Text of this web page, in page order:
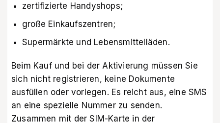
zertifizierte Handyshops;
große Einkaufszentren;
Supermärkte und Lebensmittelläden.
Beim Kauf und bei der Aktivierung müssen Sie
sich nicht registrieren, keine Dokumente
ausfüllen oder vorlegen. Es reicht aus, eine SMS
an eine spezielle Nummer zu senden.
Zusammen mit der SIM-Karte in der